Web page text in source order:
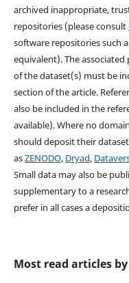
archived inappropriate,
repositories (please consult
software repositories such
equivalent). The
of the dataset(s) must be
section of the article.
also be included in the
available). Where no
should deposit their
asZENODO, Dryad,
Small data may also be
supplementary to a
prefer in all cases a
Most read articles